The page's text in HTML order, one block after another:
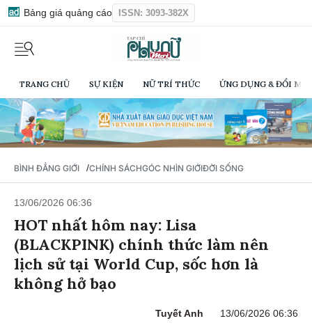
Bảng giá quảng cáo ISSN: 3093-382X
TRANG CHỦ SỰ KIỆN NỮ TRÍ THỨC ỨNG DỤNG & ĐỔI
BÌNH ĐẲNG GIỚI /CHÍNH SÁCHGÓC NHÌN GIỚIĐỜI SỐNG
13/06/2026 06:36
HOT nhất hôm nay: Lisa
(BLACKPINK) chính thức làm nên
lịch sử tại World Cup, sốc hơn là
không hở bạo
Tuyết Anh 13/06/2026 06:36